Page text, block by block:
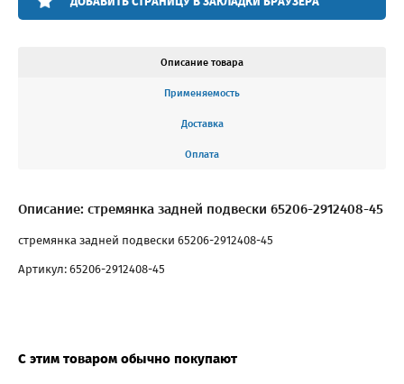
Описание товара
Применяемость
Доставка
Оплата
Описание: стремянка задней подвески 65206-2912408-45
стремянка задней подвески 65206-2912408-45
Артикул: 65206-2912408-45
С этим товаром обычно покупают